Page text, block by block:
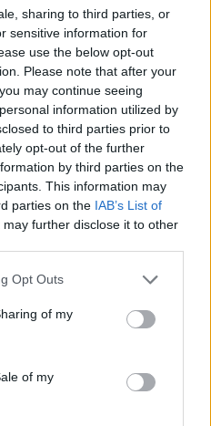
sharing to third parties, or
sensitive information for
use the below opt-out
Please note that after your
may continue seeing
information utilized by
to third parties prior to
opt-out of the further
by third parties on the
This information may
parties on the IAB’s List of
may further disclose it to other
Opt Outs
of my
of my
Seuraava artikkeli
Newcastle-kauppa kaatui –
ostajaehdokas vetäytyi
aikeissaan
TEKIJÄLTÄ
karsintojen näkymät –
näkyy ilmaiseksi TV:stä –